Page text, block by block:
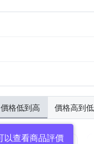
價格低到高 價格高到低
以查看商品評價